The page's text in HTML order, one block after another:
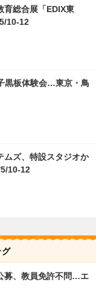
育総合展「EDIX東
10-12
黒板体験会…東京・鳥
ムズ、特設スタジオか
10-12
グ
募、教員免許不問…エ